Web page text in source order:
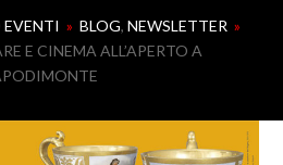
» BLOG, NEWSLETTER »
E CINEMA ALL’APERTO A